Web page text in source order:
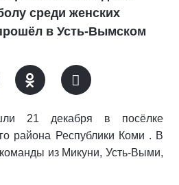
среди женских
в Усть-Вымском
21 декабря в посёлке
района Республики Коми . В
из Микуни, Усть-Выми,